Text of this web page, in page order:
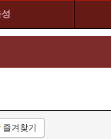
즐겨찾기